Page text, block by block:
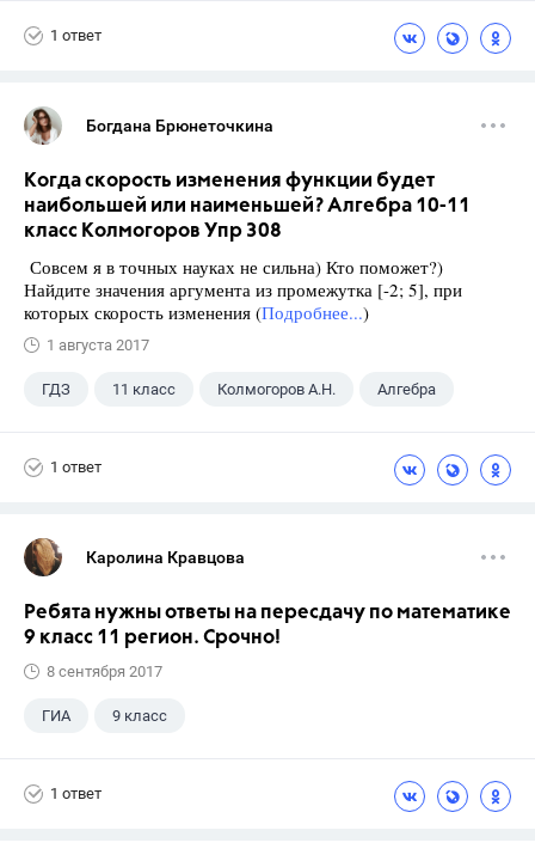
1 ответ
Богдана Брюнеточкина
Когда скорость изменения функции будет
наибольшей или наименьшей? Алгебра 10-11
класс Колмогоров Упр 308
Совсем я в точных науках не сильна) Кто поможет?)
Найдите значения аргумента из промежутка [-2; 5], при
которых скорость изменения (Подробнее...)
1 августа 2017
ГДЗ 11 класс Колмогоров А.Н. Алгебра
1 ответ
Каролина Кравцова
Ребята нужны ответы на пересдачу по математике
9 класс 11 регион. Срочно!
8 сентября 2017
ГИА 9 класс
1 ответ